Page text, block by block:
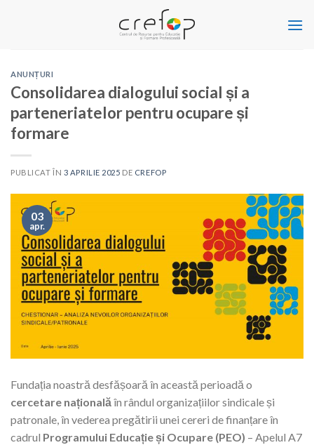
ANUNȚURI
Consolidarea dialogului social și a
parteneriatelor pentru ocupare și
formare
PUBLICAT ÎN 3 APRILIE 2025 DE CREFOP
03
apr.
Fundația noastră desfășoară în această perioadă o
cercetare naționalăîn rândul organizațiilor sindicale și
patronale, în vederea pregătirii unei cereri de finanțare în
cadrul Programului Educație și Ocupare (PEO) – Apelul A7